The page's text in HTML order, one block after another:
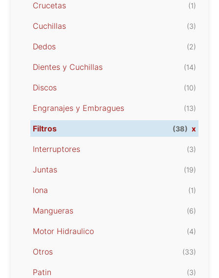
Crucetas (1)
Cuchillas (3)
Dedos (2)
Dientes y Cuchillas (14)
Discos (10)
Engranajes y Embragues (13)
Filtros (38) x
Interruptores (3)
Juntas (19)
lona (1)
Mangueras (6)
Motor Hidraulico (4)
Otros (33)
Patin (3)